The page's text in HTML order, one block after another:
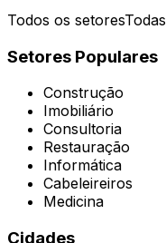
Todos os setores
Setores Populares
Construção
Imobiliário
Consultoria
Restauração
Informática
Cabeleireiros
Medicina
Cidades